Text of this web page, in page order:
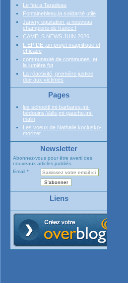
Le feu a Taradeau
Fontainebleau,la solidarité utile
Janvry equitation ,a nouveau
champions de france !
CAMELS NEWS JUIN 2026
L EPIDE ,un projet magnifique et
efficace
communauté de communes ,et
la lumière fut
La réactivité, première justice
due aux victimes
Pages
les schoettl mi-barbares,mi-
bédouins,Valls,mi-gauche,mi-
malin
Les voeux de Nathalie kociusko-
morizet
Newsletter
Abonnez-vous pour être averti des
nouveaux articles publiés.
Email
Liens